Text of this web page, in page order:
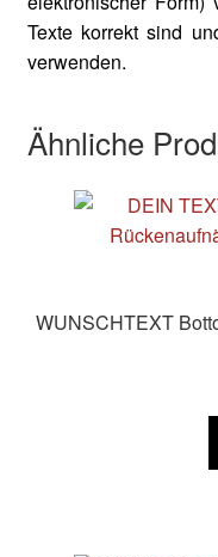
Texte korrekt sind
verwenden.
Ähnliche
WUNSCHTEXT